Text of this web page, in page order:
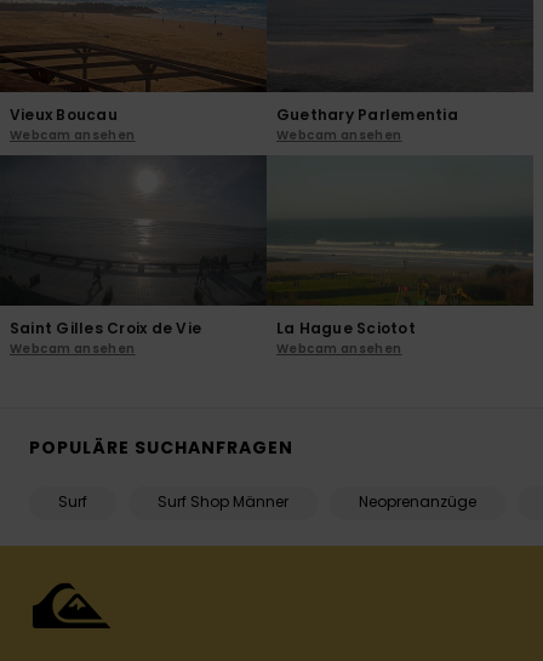
Vieux Boucau
Webcam ansehen
Guethary Parlementia
Webcam ansehen
Saint Gilles Croix de Vie
Webcam ansehen
La Hague Sciotot
Webcam ansehen
POPULÄRE SUCHANFRAGEN
Surf Surf Shop Männer Neoprenanzüge